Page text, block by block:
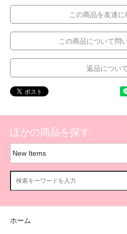
この商品を友達に
この商品について問
返品について
ほかの商品を探す
ホーム